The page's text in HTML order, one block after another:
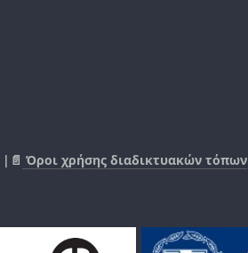
|📄 Όροι χρήσης διαδικτυακών τόπων